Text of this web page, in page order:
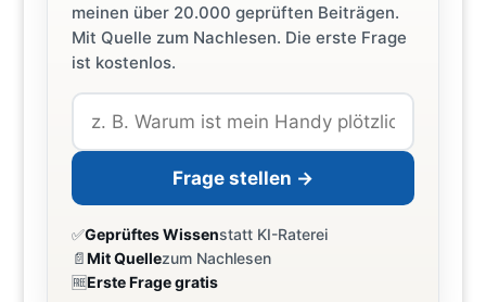
meinen über 20.000 geprüften Beiträgen.
Mit Quelle zum Nachlesen. Die erste Frage
ist kostenlos.
Frage stellen →
✅Geprüftes Wissenstatt KI-Raterei
📄Mit Quellezum Nachlesen
🆓Erste Frage gratis